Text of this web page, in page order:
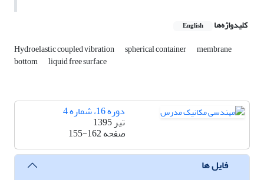
کلیدواژه‌ها English
Hydroelastic coupled vibration spherical container membrane
bottom liquid free surface
دوره 16، شماره 4
تیر 1395
صفحه155-162
فایل ها